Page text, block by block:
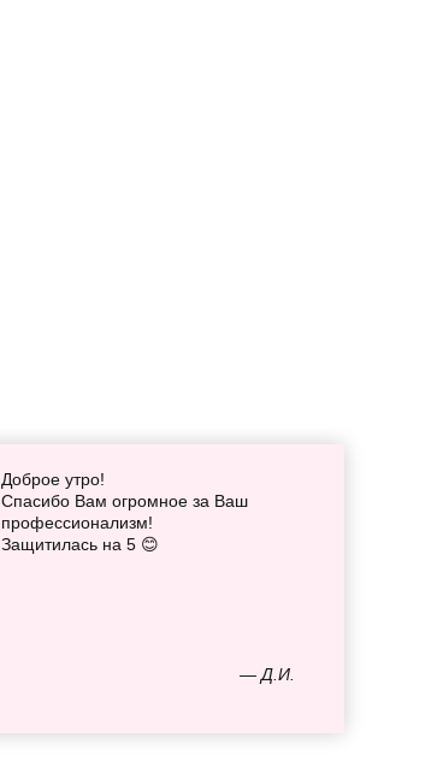
— Д.И.
Доброе утро!
Спасибо Вам огромное за Ваш
профессионализм!
Защитилась на 5 😊